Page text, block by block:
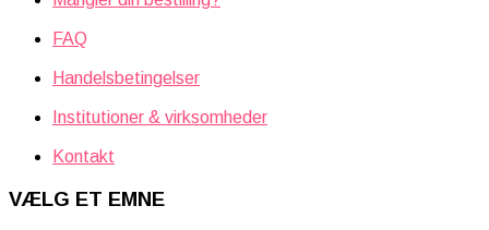
FAQ
Handelsbetingelser
Institutioner & virksomheder
Kontakt
VÆLG ET EMNE